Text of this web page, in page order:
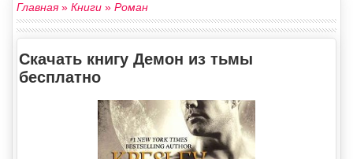
Главная» Книги » Роман
Скачать книгу Демон из тьмы
бесплатно